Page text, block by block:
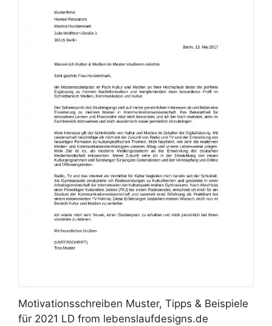
Motivationsschreiben Muster, Tipps & Beispiele
für 2021 LD from lebenslaufdesigns.de